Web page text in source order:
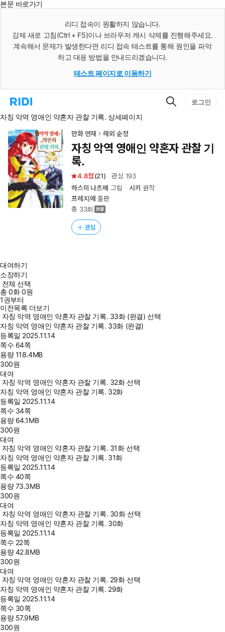
본문 바로가기
리디 접속이 원활하지 않습니다.
강제 새로 고침(Ctrl + F5)이나 브라우저 캐시 삭제를 진행해주세요.
계속해서 문제가 발생한다면 리디 접속 테스트를 통해 원인을 파악
하고 대응 방법을 안내드리겠습니다.
테스트 페이지로 이동하기
리
홈
로
이
동
검
로그인
자칭 악역 영애인 약혼자 관찰 기록. 상세페이지
만화 연재 해외 순정
자칭 악역 영애인 약혼자 관찰 기
록.
4.8 (21) 관심 193
하스미 나츠메 그림 시키 원작
프레지에 출판
총 33화
관심
대여하기
소장하기
전체 선택
총0화0원
1권부터
이전목록 더보기
자칭 악역 영애인 약혼자 관찰 기록. 33화 (완결) 선택
자칭 악역 영애인 약혼자 관찰 기록. 33화 (완결)
등록일 2025.11.14
쪽수 64쪽
용량118.4MB
300원
대여
자칭 악역 영애인 약혼자 관찰 기록. 32화 선택
자칭 악역 영애인 약혼자 관찰 기록. 32화
등록일 2025.11.14
쪽수 34쪽
용량 64.1MB
300원
대여
자칭 악역 영애인 약혼자 관찰 기록. 31화 선택
자칭 악역 영애인 약혼자 관찰 기록. 31화
등록일 2025.11.14
쪽수 40쪽
용량73.3MB
300원
대여
자칭 악역 영애인 약혼자 관찰 기록. 30화 선택
자칭 악역 영애인 약혼자 관찰 기록. 30화
등록일 2025.11.14
쪽수 22쪽
용량42.8MB
300원
대여
자칭 악역 영애인 약혼자 관찰 기록. 29화 선택
자칭 악역 영애인 약혼자 관찰 기록. 29화
등록일 2025.11.14
쪽수 30쪽
용량 57.9MB
300원